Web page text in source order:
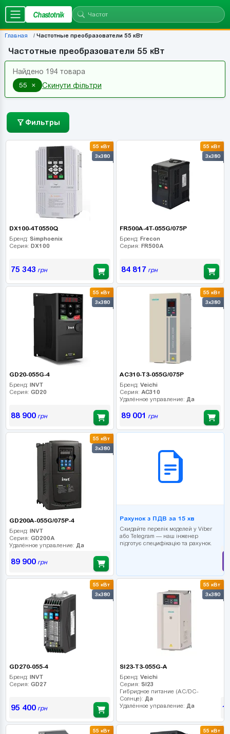
Chastotnik
Главная Частотные преобразователи 55 кВт
Частотные преобразователи 55 кВт
Найдено 194 товара
55
× Скинути фільтри
Фильтры
55 кВт
3x380
DX100-4T0550Q
Бренд: Simphoenix
Серия: DX100
75 343 грн
55 кВт
3x380
FR500A-4T-055G/075P
Бренд: Frecon
Серия: FR500A
84 817 грн
55 кВт
3x380
GD20-055G-4
Бренд: INVT
Серия: GD20
88 900грн
55 кВт
3x380
AC310-T3-055G/075P
Бренд: Veichi
Серия: AC310
Удалённое управление: Да
89 001 грн
55 кВт
3x380
GD200A-055G/075P-4
Бренд: INVT
Серия: GD200A
Удалённое управление: Да
89 900грн
Рахунок з ПДВ за 15 хв
Скидайте перелік моделей у Viber
або Telegram — наш інженер
підготує специфікацію та рахунок.
55 кВт
3x380
GD270-055-4
Бренд: INVT
Серия: GD27
95 400грн
55 кВт
3x380
SI23-T3-055G-A
Бренд: Veichi
Серия: SI23
Гибридное питание (AC/DC-
Солнце): Да
Удалённое управление: Да
55 кВт
55 кВт